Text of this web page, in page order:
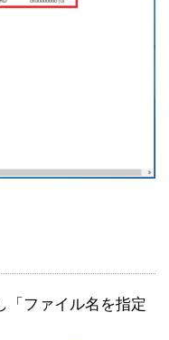
「ファイル名を指定